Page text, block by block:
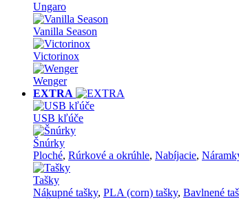
Ungaro
Vanilla Season
Victorinox
Wenger
EXTRA
USB kľúče
Šnúrky
Ploché, Rúrkové a okrúhle, Nabíjacie,
Tašky
Nákupné tašky, PLA (corn) tašky, Bavlnené